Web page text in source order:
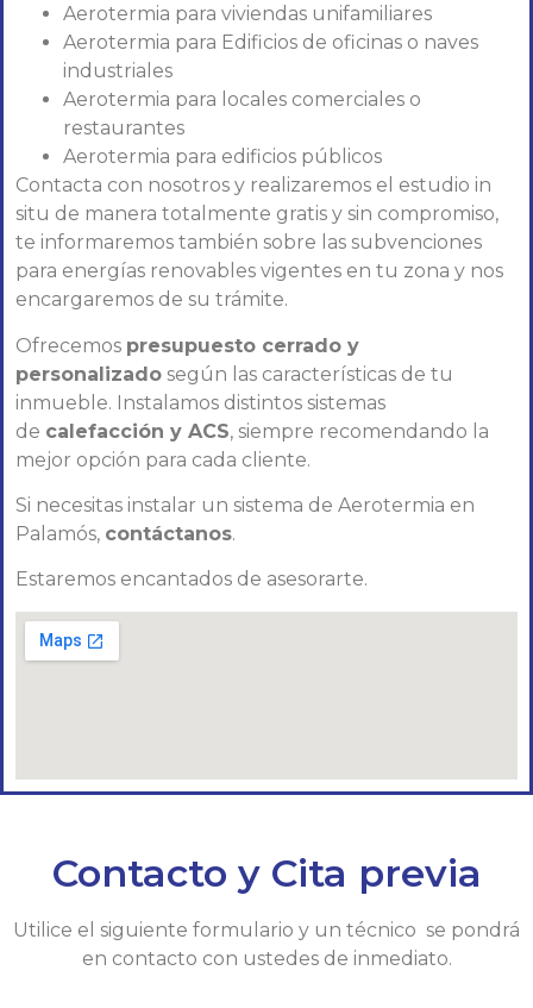
Aerotermia para viviendas unifamiliares
Aerotermia para Edificios de oficinas o naves
industriales
Aerotermia para locales comerciales o
restaurantes
Aerotermia para edificios públicos
Contacta con nosotros y realizaremos el estudio in
situ de manera totalmente gratis y sin compromiso,
te informaremos también sobre las subvenciones
para energías renovables vigentes en tu zona y nos
encargaremos de su trámite.
Ofrecemos presupuesto cerrado y
personalizado según las características de tu
inmueble. Instalamos distintos sistemas
de calefacción y ACS, siempre recomendando la
mejor opción para cada cliente.
Si necesitas instalar un sistema de Aerotermia en
Palamós, contáctanos.
Estaremos encantados de asesorarte.
Contacto y Cita previa
Utilice el siguiente formulario y un técnico se pondrá
en contacto con ustedes de inmediato.